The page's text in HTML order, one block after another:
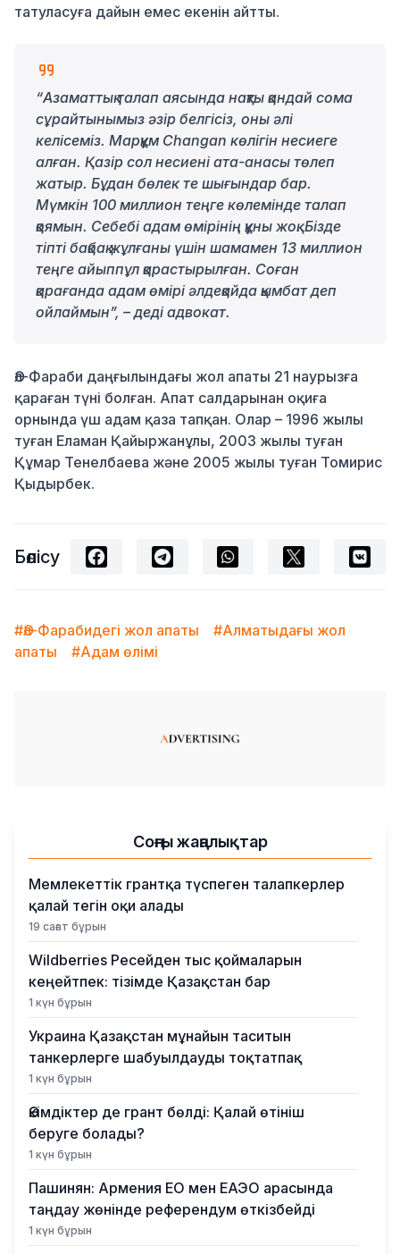
татуласуға дайын емес екенін айтты.
“Азаматтық талап аясында нақты қандай сома
сұрайтынымыз әзір белгісіз, оны әлі
келісеміз. Марқұм Changan көлігін несиеге
алған. Қазір сол несиені ата-анасы төлеп
жатыр. Бұдан бөлек те шығындар бар.
Мүмкін 100 миллион теңге көлемінде талап
қоямын. Себебі адам өмірінің құны жоқ. Бізде
тіпті бақбақ жұлғаны үшін шамамен 13 миллион
теңге айыппұл қарастырылған. Соған
қарағанда адам өмірі әлдеқайда қымбат деп
ойлаймын”, – деді адвокат.
Әл-Фараби даңғылындағы жол апаты 21 наурызға
қараған түні болған. Апат салдарынан оқиға
орнында үш адам қаза тапқан. Олар – 1996 жылы
туған Еламан Қайыржанұлы, 2003 жылы туған
Құмар Тенелбаева және 2005 жылы туған Томирис
Қыдырбек.
Бөлісу
#Әл-Фарабидегі жол апаты
#Алматыдағы жол
апаты
#Адам өлімі
Соңғы жаңалықтар
Мемлекеттік грантқа түспеген талапкерлер
қалай тегін оқи алады
19 сағат бұрын
Wildberries Ресейден тыс қоймаларын
кеңейтпек: тізімде Қазақстан бар
1 күн бұрын
Украина Қазақстан мұнайын таситын
танкерлерге шабуылдауды тоқтатпақ
1 күн бұрын
Әкімдіктер де грант бөлді: Қалай өтініш
беруге болады?
1 күн бұрын
Пашинян: Армения ЕО мен ЕАЭО арасында
таңдау жөнінде референдум өткізбейді
1 күн бұрын